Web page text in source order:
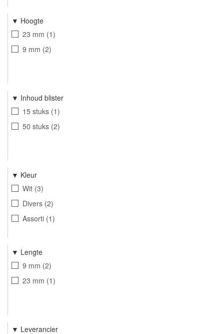
Hoogte
23 mm 1
9 mm 2
Inhoud blister
15 stuks 1
50 stuks 2
Kleur
Wit 3
Divers 2
Assorti 1
Lengte
9 mm 2
23 mm 1
Leverancier